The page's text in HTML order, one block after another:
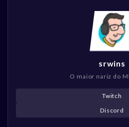
srwins
O maior nariz do
Twitch
Discord